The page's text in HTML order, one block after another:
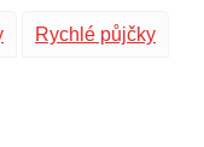
Rychlé půjčky